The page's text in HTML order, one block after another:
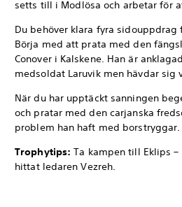
setts till i Modlösa och arbetar för
Du behöver klara fyra sidouppdrag
Börja med att prata med den
Conover i Kalskene. Han är
medsoldat Laruvik men hävdar sig
När du har upptäckt sanningen
och pratar med den carjanska
problem han haft med borstryggar.
Trophytips: Ta kampen till Eklips
hittat ledaren Vezreh.